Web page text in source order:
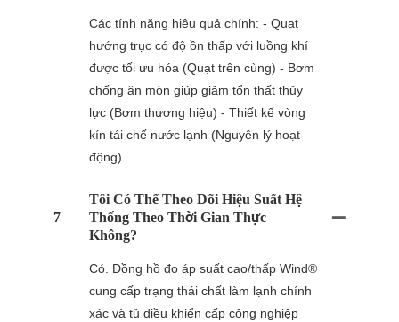
Các tính năng hiệu quả chính: - Quạt
hướng trục có độ ồn thấp với luồng khí
được tối ưu hóa (Quạt trên cùng) - Bơm
chống ăn mòn giúp giảm tổn thất thủy
lực (Bơm thương hiệu) - Thiết kế vòng
kín tái chế nước lạnh (Nguyên lý hoạt
động)
7
Tôi Có Thể Theo Dõi Hiệu Suất Hệ
Thống Theo Thời Gian Thực
Không?
Có. Đồng hồ đo áp suất cao/thấp Wind®
cung cấp trạng thái chất làm lạnh chính
xác và tủ điều khiển cấp công nghiệp